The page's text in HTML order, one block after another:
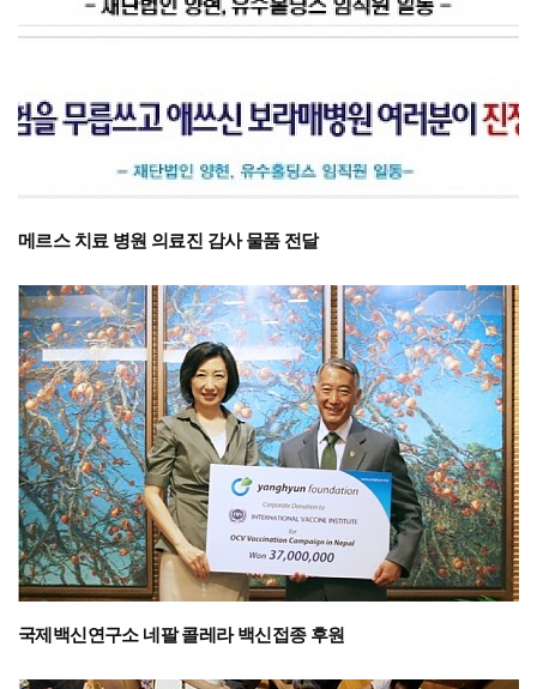
메르스 치료 병원 의료진 감사 물품 전달
국제백신연구소 네팔 콜레라 백신접종 후원